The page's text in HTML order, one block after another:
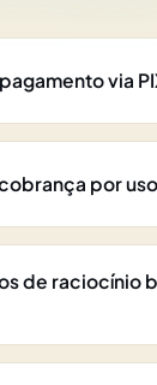
via
por
de raciocínio